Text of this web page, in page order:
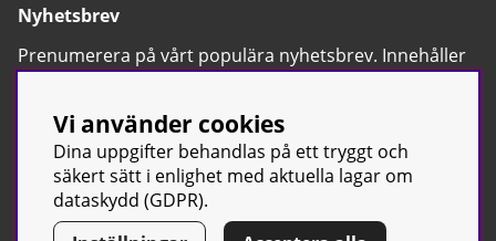
Nyhetsbrev
Prenumerera på vårt populära nyhetsbrev. Innehåller
tips, nyheter och våra allra bästa erbjudanden.
Vi använder cookies
Dina uppgifter behandlas på ett tryggt och
säkert sätt i enlighet med aktuella lagar om
dataskydd (GDPR).